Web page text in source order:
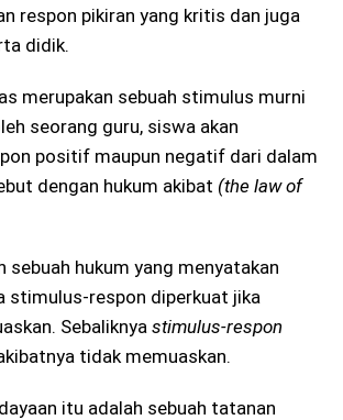
respon pikiran yang kritis dan juga
didik.
merupakan sebuah stimulus murni
seorang guru, siswa akan
positif maupun negatif dari dalam
dengan hukum akibat (the law of
sebuah hukum yang menyatakan
stimulus-respon diperkuat jika
Sebaliknya stimulus-respon
tidak memuaskan.
itu adalah sebuah tatanan